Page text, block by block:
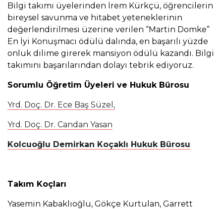
Bilgi takımı üyelerinden İrem Kürkçü, öğrencilerin
bireysel savunma ve hitabet yeteneklerinin
değerlendirilmesi üzerine verilen “Martin Domke”
En İyi Konuşmacı ödülü dalında, en başarılı yüzde
onluk dilime girerek mansiyon ödülü kazandı. Bilgi
takımını başarılarından dolayı tebrik ediyoruz.
Sorumlu Öğretim Üyeleri ve Hukuk Bürosu
Yrd. Doç. Dr. Ece Baş Süzel,
Yrd. Doç. Dr. Candan Yasan
Kolcuoğlu Demirkan Koçaklı Hukuk Bürosu
Takım Koçları
Yasemin Kabaklıoğlu, Gökçe Kurtulan, Garrett